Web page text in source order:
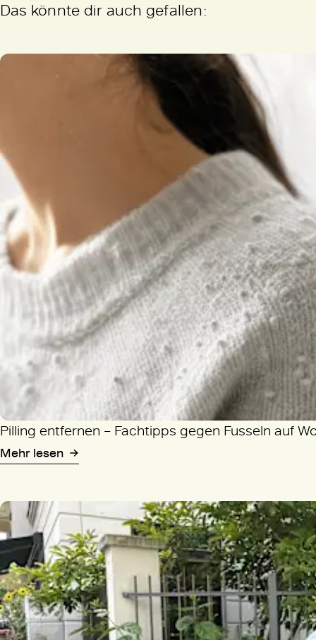
Das könnte dir auch gefallen:
Pilling entfernen – Fachtipps gegen Fusseln auf
Mehr lesen